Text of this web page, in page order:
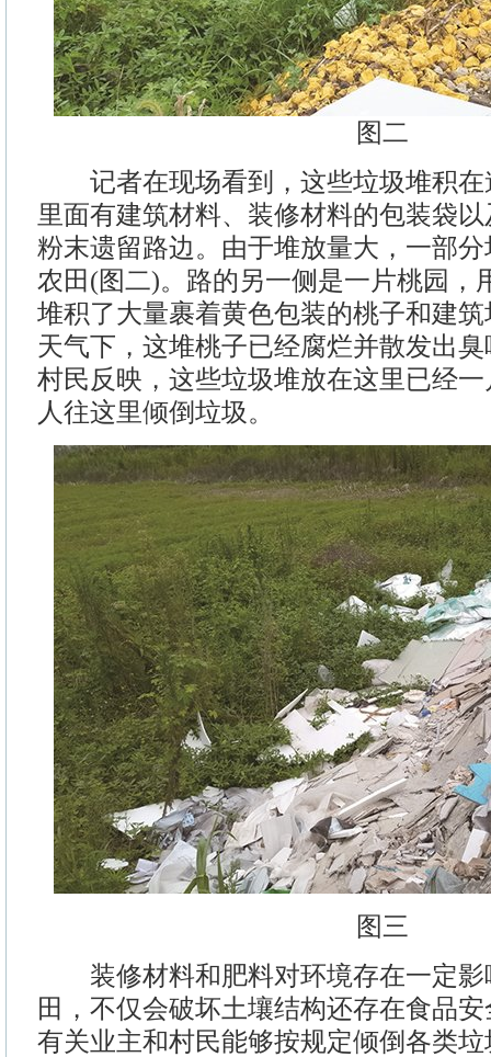
图二
记者在现场看到，这些垃圾堆积在
里面有建筑材料、装修材料的包装袋
粉末遗留路边。由于堆放量大，一部
农田(图二)。路的另一侧是一片桃园，
堆积了大量裹着黄色包装的桃子和建
天气下，这堆桃子已经腐烂并散发出
村民反映，这些垃圾堆放在这里已经
人往这里倾倒垃圾。
图三
装修材料和肥料对环境存在一定影
田，不仅会破坏土壤结构还存在食品
有关业主和村民能够按规定倾倒各类